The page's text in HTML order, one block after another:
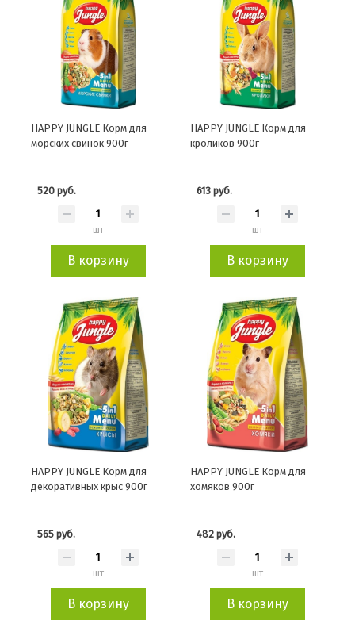
HAPPY JUNGLE Корм для
морских свинок 900г
520 руб.
шт
В корзину
HAPPY JUNGLE Корм для
кроликов 900г
613 руб.
шт
В корзину
HAPPY JUNGLE Корм для
декоративных крыс 900г
565 руб.
шт
В корзину
HAPPY JUNGLE Корм для
хомяков 900г
482 руб.
шт
В корзину